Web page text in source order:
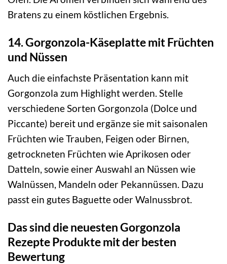
Bratens zu einem köstlichen Ergebnis.
14. Gorgonzola-Käseplatte mit Früchten
und Nüssen
Auch die einfachste Präsentation kann mit
Gorgonzola zum Highlight werden. Stelle
verschiedene Sorten Gorgonzola (Dolce und
Piccante) bereit und ergänze sie mit saisonalen
Früchten wie Trauben, Feigen oder Birnen,
getrockneten Früchten wie Aprikosen oder
Datteln, sowie einer Auswahl an Nüssen wie
Walnüssen, Mandeln oder Pekannüssen. Dazu
passt ein gutes Baguette oder Walnussbrot.
Das sind die neuesten Gorgonzola
Rezepte Produkte mit der besten
Bewertung